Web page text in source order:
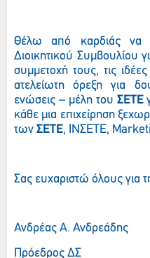
Θέλω από καρδιάς να
Διοικητικού Συμβουλίου
συμμετοχή τους, τις
ατελείωτη όρεξη για
ενώσεις – μέλη του ΣΕΤΕ
κάθε μια επιχείρηση
των ΣΕΤΕ, ΙΝΣΕΤΕ,
Σας ευχαριστώ όλους για
Ανδρέας Α. Ανδρεάδης
Πρόεδρος ΔΣ